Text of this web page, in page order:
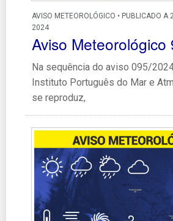
AVISO METEOROLÓGICO • PUBLICADO A
2024
Aviso Meteorológico
Na sequência do aviso 095/
Instituto Português do Mar e
se reproduz,